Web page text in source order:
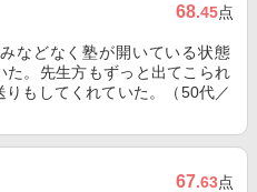
68.45点
などなく塾が開いている状態
た。先生方もずっと出てこられ
もしてくれていた。（50代／
67.63点